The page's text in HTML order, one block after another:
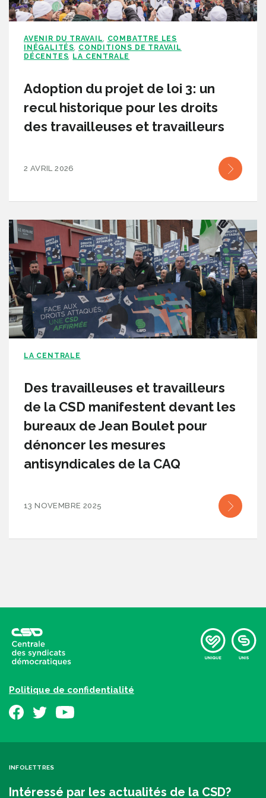
AVENIR DU TRAVAIL,
COMBATTRE LES
INÉGALITÉS,
CONDITIONS DE TRAVAIL
DÉCENTES, LA CENTRALE
Adoption du projet de loi 3: un
recul historique pour les droits
des travailleuses et travailleurs
2 AVRIL 2026
LA CENTRALE
Des travailleuses et travailleurs
de la CSD manifestent devant les
bureaux de Jean Boulet pour
dénoncer les mesures
antisyndicales de la CAQ
13 NOVEMBRE 2025
Politique de confidentialité
INFOLETTRES
Intéressé par les actualités de la CSD?